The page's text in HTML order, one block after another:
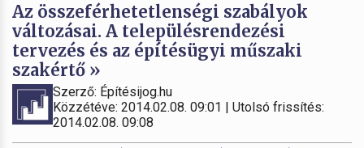
Az összeférhetetlenségi szabályok
változásai. A településrendezési
tervezés és az építésügyi műszaki
szakértő »
Szerző: Építésijog.hu
Közzétéve: 2014.02.08. 09:01 | Utolsó frissítés:
2014.02.08. 09:08